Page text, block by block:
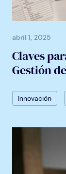
abril 1, 2025
Claves
Gestión
Innovación